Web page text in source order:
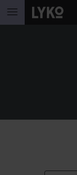
WEITER ZU